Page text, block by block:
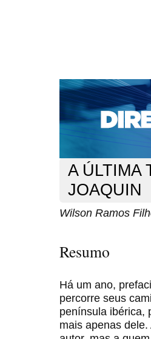
CAPA SOBRE
NOTÍCIAS
EDIÇÕES
Capa>n. 113 (2009) >
A ÚLTIMA
JOAQUIN
Wilson Ramos
Resumo
Há um ano,
percorre seus
península ibérica,
mais apenas